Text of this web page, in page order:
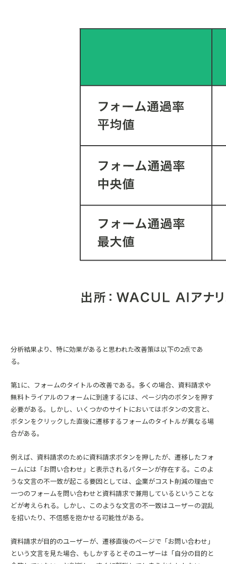
分析結果より、特に効果があると思われた改善策は以下の2点であ
る。
第1に、フォームのタイトルの改善である。多くの場合、資料請求や
無料トライアルのフォームに到達するには、ページ内のボタンを押す
必要がある。しかし、いくつかのサイトにおいてはボタンの文言と、
ボタンをクリックした直後に遷移するフォームのタイトルが異なる場
合がある。
例えば、資料請求のために資料請求ボタンを押したが、遷移したフォ
ームには「お問い合わせ」と表示されるパターンが存在する。このよ
うな文言の不一致が起こる要因としては、企業がコスト削減の理由で
一つのフォームを問い合わせと資料請求で兼用しているということな
どが考えられる。しかし、このような文言の不一致はユーザーの混乱
を招いたり、不信感を抱かせる可能性がある。
資料請求が目的のユーザーが、遷移直後のページで「お問い合わせ」
という文言を見た場合、もしかするとそのユーザーは「自分の目的と